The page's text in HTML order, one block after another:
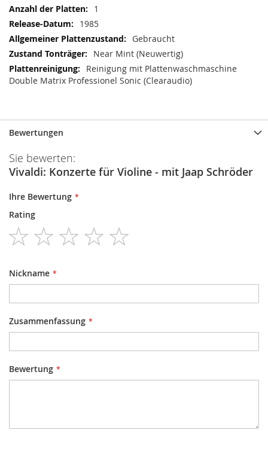
1
1985
Gebraucht
Near Mint (Neuwertig)
Reinigung mit Plattenwaschmaschine
Double Matrix Professionel Sonic (Clearaudio)
Bewertungen
Sie bewerten:
Vivaldi: Konzerte für Violine - mit Jaap Schröder
Ihre Bewertung
Rating
1
star
2
stars
3
stars
4
stars
Nickname
Zusammenfassung
Bewertung